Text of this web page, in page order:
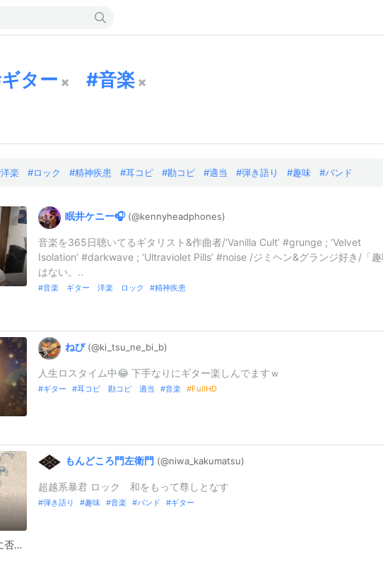
ギター 音楽
洋楽 ロック 精神疾患 耳コピ 勘コピ 適当 弾き語り 趣味 バンド
眠井ケニー🎧 (@kennyheadphones)
音楽を365日聴いてるギタリスト&作曲者/‘Vanilla Cult’ #grunge ; ‘Velvet
Isolation’ #darkwave ; ‘Ultraviolet Pills’ #noise /ジミヘン&グランジ好き/「
はない。..
音楽 ギター 洋楽 ロック 精神疾患
ねび (@ki_ tsu_ ne_ bi_ b)
人生ロスタイム中😂 下手なりにギター楽しんでますｗ
ギター 耳コピ 勘コピ 適当 音楽 FullHD
人のやることを肯定せずに否定ばっかりしてくるところが豚は外人やのになw 苦しいから逃げたかＷ
もんどころ門左衛門 (@niwa_ kakumatsu)
超越系暴君 ロック 和をもって尊しとなす
弾き語り 趣味 音楽 バンド ギター